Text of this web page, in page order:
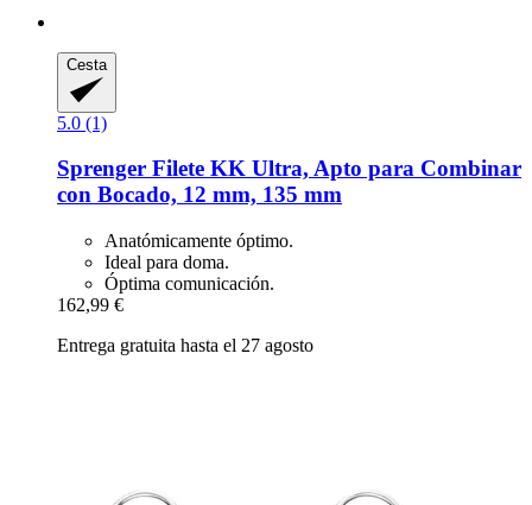
Cesta
5.0 (1)
Sprenger Filete KK Ultra, Apto para Combinar
con Bocado, 12 mm, 135 mm
Anatómicamente óptimo.
Ideal para doma.
Óptima comunicación.
162,99 €
Entrega gratuita hasta el 27 agosto